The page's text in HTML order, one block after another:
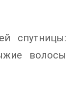
спутницы:
волосы